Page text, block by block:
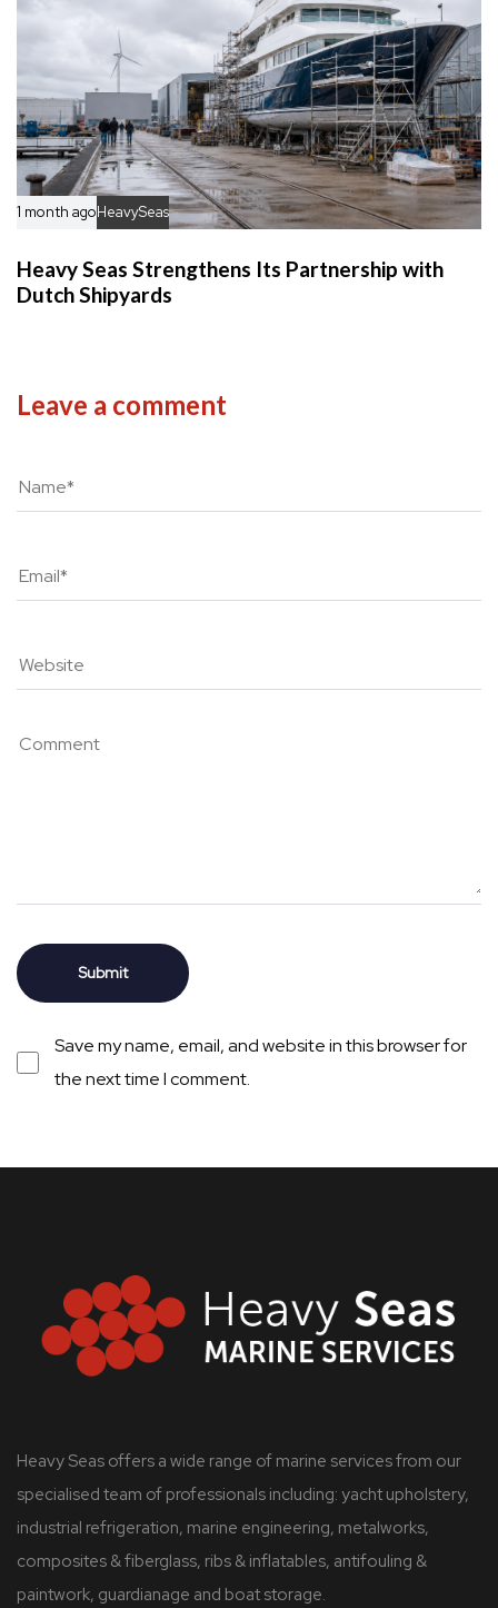
1 month agoHeavySeas
Heavy Seas Strengthens Its Partnership with
Dutch Shipyards
Leave a comment
Save my name, email, and website in this browser for
the next time I comment.
Heavy Seas offers a wide range of marine services from our
specialised team of professionals including: yacht upholstery,
industrial refrigeration, marine engineering, metalworks,
composites & fiberglass, ribs & inflatables, antifouling &
paintwork, guardianage and boat storage.